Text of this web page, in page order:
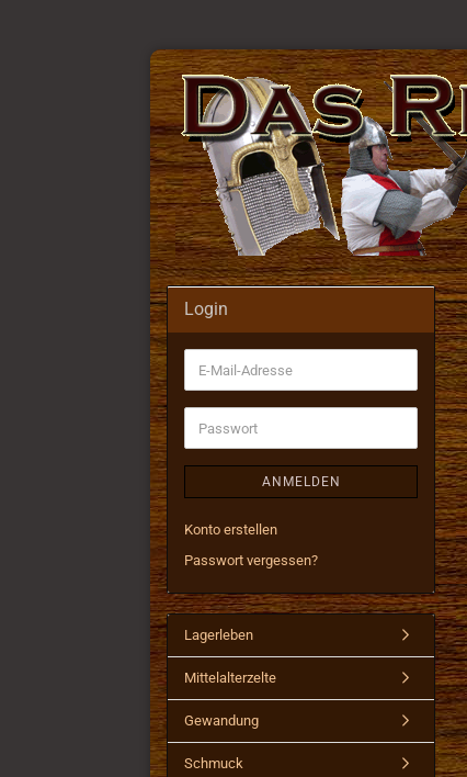
Login
E-
Mail-
Adresse
Passwort
ANMELDEN
Konto erstellen
Passwort vergessen?
Lagerleben
Mittelalterzelte
Gewandung
Schmuck